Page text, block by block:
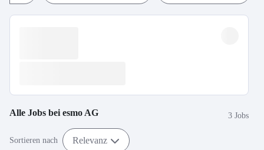
Alle Jobs bei esmo AG 3 Jobs
Sortieren nach Relevanz